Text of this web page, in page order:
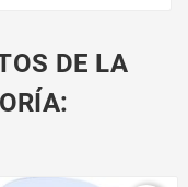
DE LA